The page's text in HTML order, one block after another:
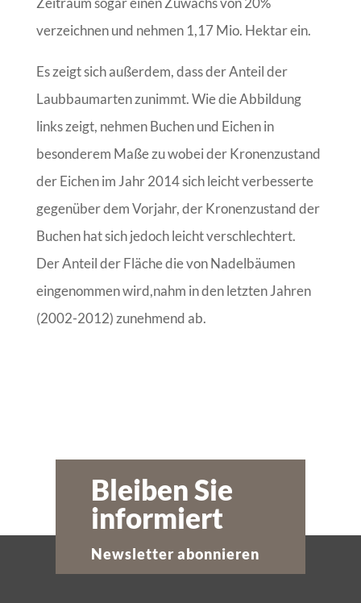
verzeichnen und nehmen 1,17 Mio. Hektar ein.
Es zeigt sich außerdem, dass der Anteil der
Laubbaumarten zunimmt. Wie die Abbildung
links zeigt, nehmen Buchen und Eichen in
besonderem Maße zu wobei der Kronenzustand
der Eichen im Jahr 2014 sich leicht verbesserte
gegenüber dem Vorjahr, der Kronenzustand der
Buchen hat sich jedoch leicht verschlechtert.
Der Anteil der Fläche die von Nadelbäumen
eingenommen wird,nahm in den letzten Jahren
(2002-2012) zunehmend ab.
Bleiben Sie
informiert
Newsletter abonnieren